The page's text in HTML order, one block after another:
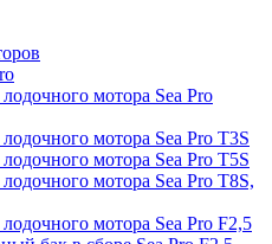
мотора Sea Pro
мотора Sea Pro Т3S
мотора Sea Pro Т5S
мотора Sea Pro Т8S,
мотора Sea Pro F2,5